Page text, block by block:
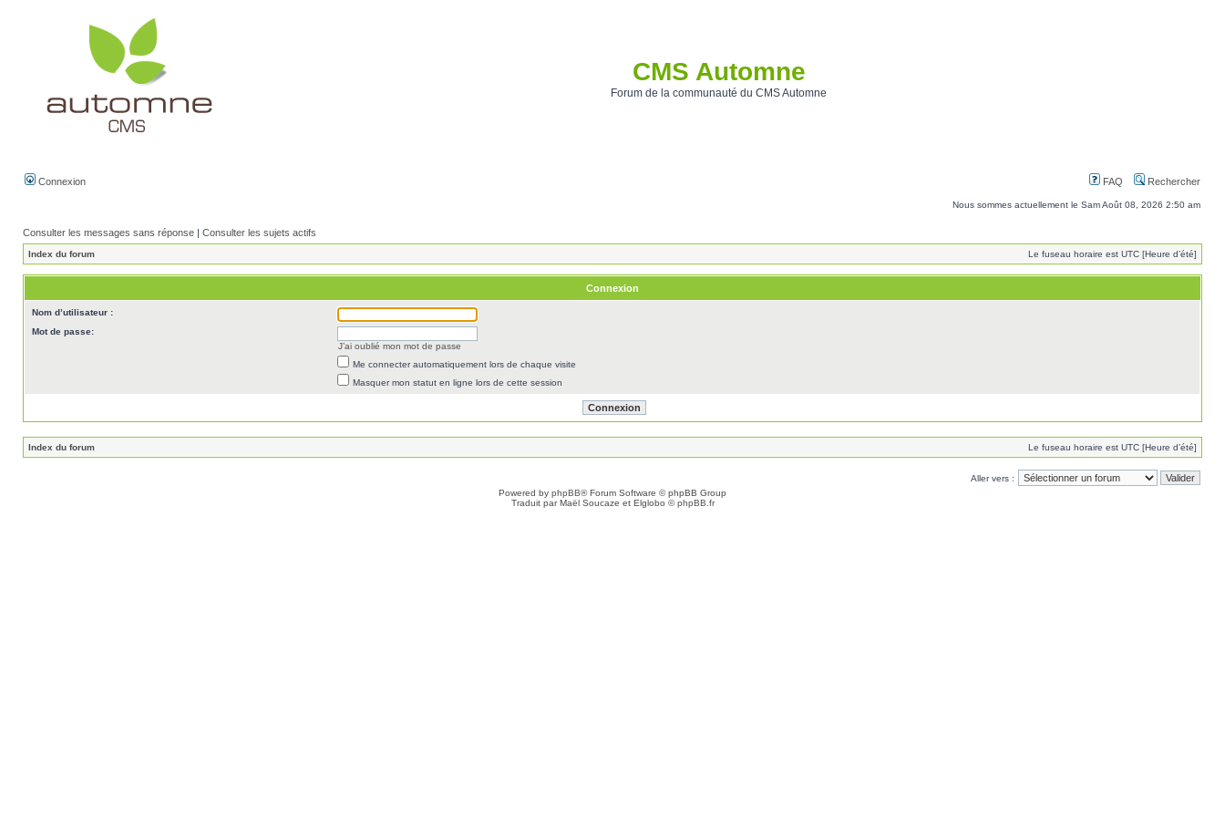
CMS Automne
Forum de la communauté du CMS Automne
Connexion FAQ Rechercher
Nous sommes actuellement le Sam Août 08, 2026 2:50 am
Consulter les messages sans réponse | Consulter les sujets actifs
Index du forum Le fuseau horaire est UTC [Heure d’été]
Connexion
Nom d’utilisateur :
Mot de passe:
J’ai oublié mon mot de passe
Me connecter automatiquement lors de chaque visite
Masquer mon statut en ligne lors de cette session
Index du forum Le fuseau horaire est UTC [Heure d’été]
Aller vers :
Powered by phpBB® Forum Software © phpBB Group
Traduit par Maël Soucaze et Elglobo ©phpBB.fr